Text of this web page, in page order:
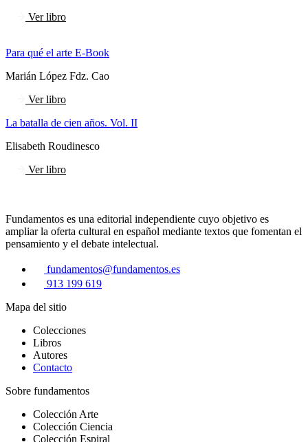
Ver libro
Para qué el arte E-Book
Marián López Fdz. Cao
Ver libro
La batalla de cien años. Vol. II
Elisabeth Roudinesco
Ver libro
Fundamentos es una editorial independiente cuyo objetivo es
ampliar la oferta cultural en español mediante textos que fomentan el
pensamiento y el debate intelectual.
fundamentos@fundamentos.es
913 199 619
Mapa del sitio
Colecciones
Libros
Autores
Contacto
Sobre fundamentos
Colección Arte
Colección Ciencia
Colección Espiral